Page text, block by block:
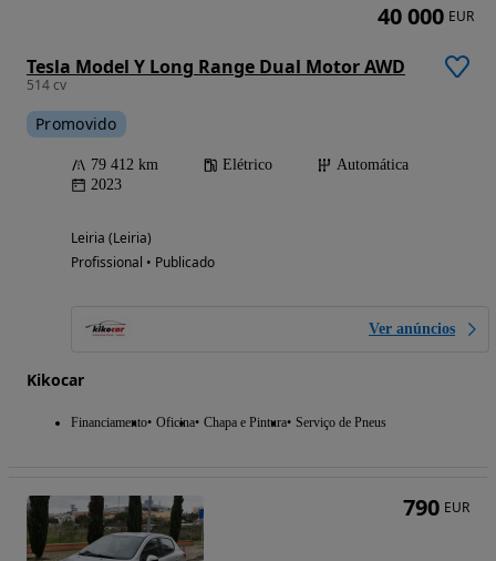
Tesla Model Y Long Range Dual Motor AWD
514 cv
Promovido
79 412 km Elétrico
Automática
2023
Leiria (Leiria)
Profissional • Publicado
Ver anúncios
Kikocar
Financiamento Oficina Chapa e Pintura Serviço de Pneus
40 000 EUR
790 EUR